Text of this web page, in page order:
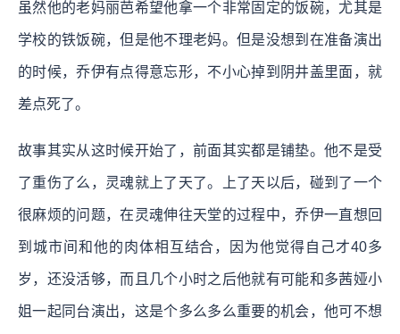
虽然他的老妈丽芭希望他拿一个非常固定的饭碗，尤其是
学校的铁饭碗，但是他不理老妈。但是没想到在准备演出
的时候，乔伊有点得意忘形，不小心掉到阴井盖里面，就
差点死了。
故事其实从这时候开始了，前面其实都是铺垫。他不是受
了重伤了么，灵魂就上了天了。上了天以后，碰到了一个
很麻烦的问题，在灵魂伸往天堂的过程中，乔伊一直想回
到城市间和他的肉体相互结合，因为他觉得自己才40多
岁，还没活够，而且几个小时之后他就有可能和多茜娅小
姐一起同台演出，这是个多么多么重要的机会，他可不想